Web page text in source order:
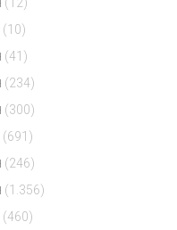
(10)
(41)
(234)
(300)
(691)
(246)
(1.356)
(460)